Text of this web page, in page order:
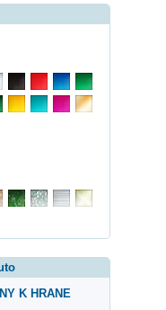
K HRANE